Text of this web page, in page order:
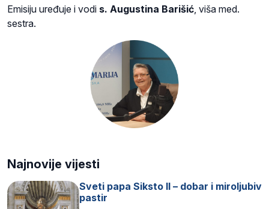
Emisiju uređuje i vodi s. Augustina Barišić, viša med.
sestra.
Najnovije vijesti
Sveti papa Siksto II – dobar i miroljubiv
pastir